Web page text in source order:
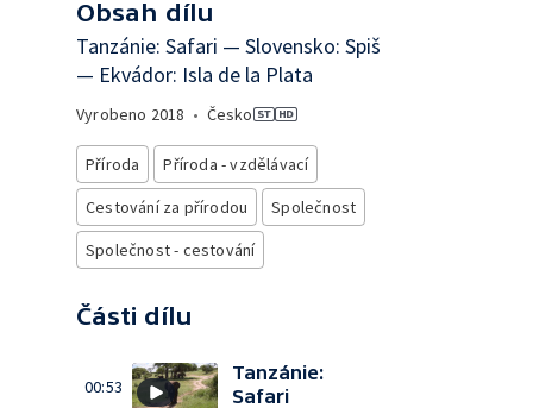
Obsah dílu
Tanzánie: Safari — Slovensko: Spiš
— Ekvádor: Isla de la Plata
Vyrobeno 2018 • Česko
Příroda
Příroda - vzdělávací
Cestování za přírodou
Společnost
Společnost - cestování
Části dílu
00:53
Tanzánie:
Safari